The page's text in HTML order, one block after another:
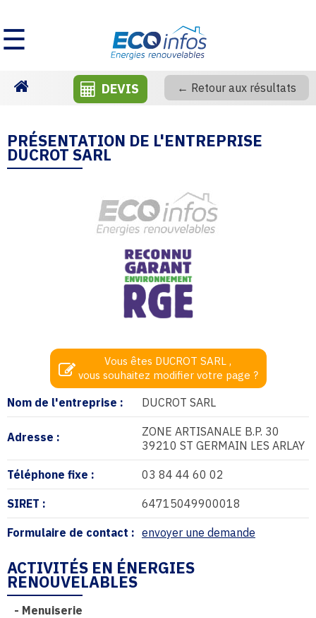
☰
DEVIS ← Retour aux résultats
PRÉSENTATION DE L'ENTREPRISE
DUCROT SARL
Nom de l'entreprise : DUCROT SARL
Adresse :
ZONE ARTISANALE B.P. 30
39210 ST GERMAIN LES ARLAY
Téléphone fixe : 03 84 44 60 02
SIRET : 64715049900018
Formulaire de contact : envoyer une demande
Vous êtes DUCROT SARL ,
vous souhaitez modifier votre page ?
ACTIVITÉS EN ÉNERGIES
RENOUVELABLES
- Menuiserie